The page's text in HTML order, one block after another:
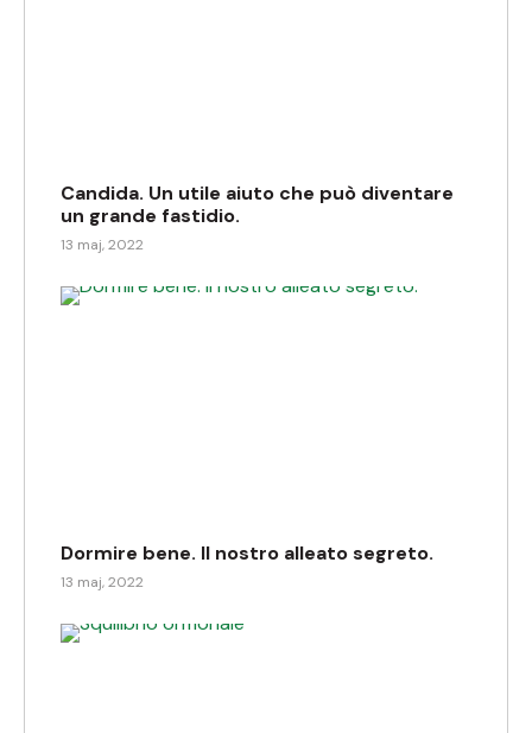
Candida. Un utile aiuto che può diventare
un grande fastidio.
13 maj, 2022
Dormire bene. Il nostro alleato segreto.
13 maj, 2022